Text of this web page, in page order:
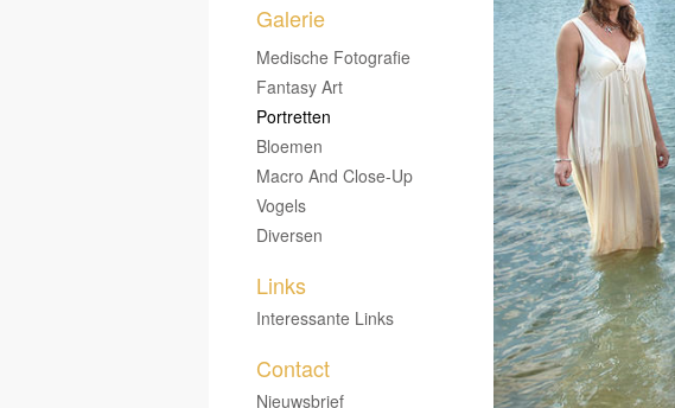
Galerie
Medische Fotografie
Fantasy Art
Portretten
Bloemen
Macro And Close-Up
Vogels
Diversen
Links
Interessante Links
Contact
Nieuwsbrief